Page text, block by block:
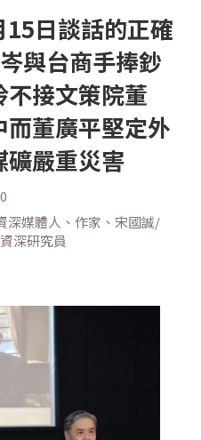
日談話的正確
與台商手捧鈔
接文策院董
董廣平堅定外
礦嚴重災害
深媒體人、作家、宋國誠/
深研究員